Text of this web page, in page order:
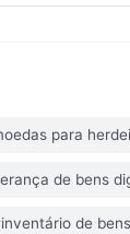
para
de bens
de